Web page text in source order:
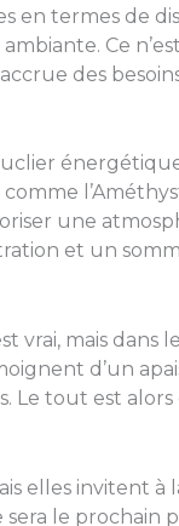
en termes de
Ce
des
une
et un
vrai, mais dans
d’un
Le tout est alors
elles invitent à
le prochain